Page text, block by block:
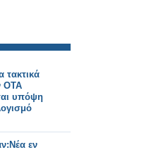
τακτικά
ΟΤΑ
υπόψη
εν